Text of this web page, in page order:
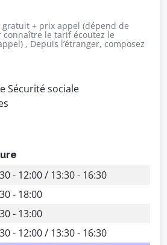
+ prix appel (dépend de
le tarif écoutez le
, Depuis l’étranger, composez
Sécurité sociale
- 12:00 / 13:30 - 16:30
- 18:00
- 13:00
- 12:00 / 13:30 - 16:30